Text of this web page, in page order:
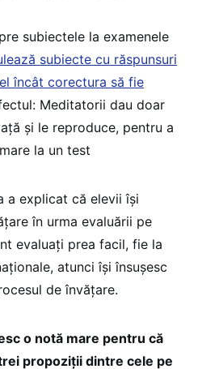
subiectele la examenele
subiecte cu răspunsuri
încât corectura să fie
Meditatorii dau doar
și le reproduce, pentru a
la un test
a explicat că elevii își
în urma evaluării pe
evaluați prea facil, fie la
atunci își însușesc
de învățare.
o notă mare pentru că
propoziții dintre cele pe